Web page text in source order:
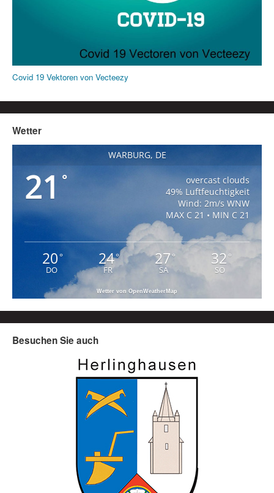
Covid 19 Vektoren von Vecteezy
Wetter
WARBURG, DE
21 °
overcast clouds
49% Luftfeuchtigkeit
Wind: 2m/s WNW
MAX C 21 • MIN C 21
20°
DO
24°
FR
27°
SA
32 °
SO
Wetter von OpenWeatherMap
Besuchen Sie auch